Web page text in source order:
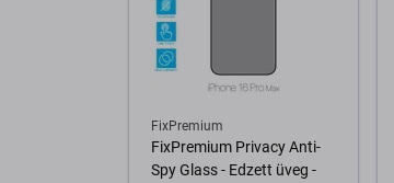
FixPremium
FixPremium Privacy Anti-
Spy Glass - Edzett üveg -